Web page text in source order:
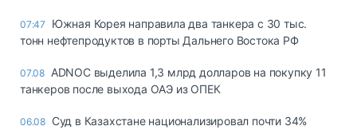
07:47
Южная Корея направила два танкера с 30 тыс.
тонн нефтепродуктов в порты Дальнего Востока РФ
07.08 ADNOC выделила 1,3 млрд долларов на покупку 11
танкеров после выхода ОАЭ из ОПЕК
06.08 Суд в Казахстане национализировал почти 34%